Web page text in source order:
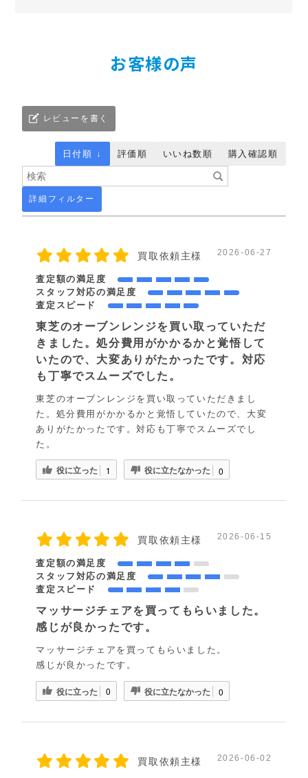
お客様の声
レビューを書く
詳細フィルター
日付順 ↓ 評価順 いいね数順 購入確認順
買取依頼主様 2026-06-27
査定額の満足度
スタッフ対応の満足度
査定スピード
東芝のオーブンレンジを買い取っていただ
きました。処分費用がかかるかと覚悟して
いたので、大変ありがたかったです。対応
も丁寧でスムーズでした。
東芝のオーブンレンジを買い取っていただきまし
た。処分費用がかかるかと覚悟していたので、大変
ありがたかったです。対応も丁寧でスムーズでし
た。
役に立った 1 役に立たなかった 0
買取依頼主様 2026-06-15
査定額の満足度
スタッフ対応の満足度
査定スピード
マッサージチェアを買ってもらいました。
感じが良かったです。
マッサージチェアを買ってもらいました。
感じが良かったです。
役に立った 0 役に立たなかった 0
買取依頼主様 2026-06-02